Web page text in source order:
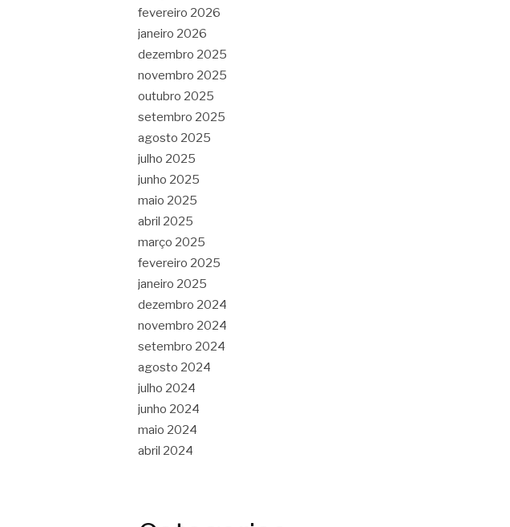
fevereiro 2026
janeiro 2026
dezembro 2025
novembro 2025
outubro 2025
setembro 2025
agosto 2025
julho 2025
junho 2025
maio 2025
abril 2025
março 2025
fevereiro 2025
janeiro 2025
dezembro 2024
novembro 2024
setembro 2024
agosto 2024
julho 2024
junho 2024
maio 2024
abril 2024